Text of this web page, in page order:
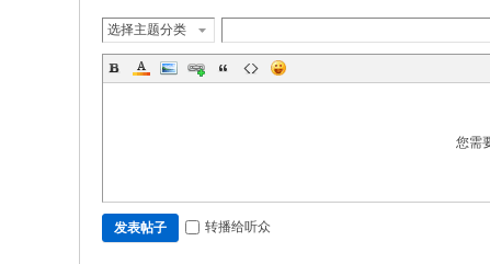
选择主题分类
您需
发表帖子 转播给听众